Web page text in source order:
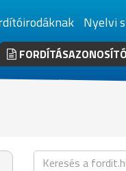
Nyelvi
FORDÍTÁSAZONOSÍTÓ